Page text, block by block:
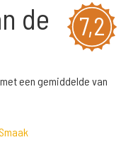
7,2
de
een gemiddelde van